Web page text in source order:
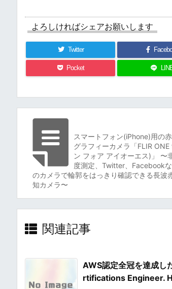
よろしければシェアお願いします
Twitter
Pocket
スマートフォン(iPhone)用の
グラフィーカメラ「FLIR
ン フォア アイオーエス)」 〜
度測定、Twitter、Facebook
のカメラで輪郭をはっきり確認できる長波
知カメラ〜
関連記事
AWS認定全冠を達成し
rtifications Engineer.